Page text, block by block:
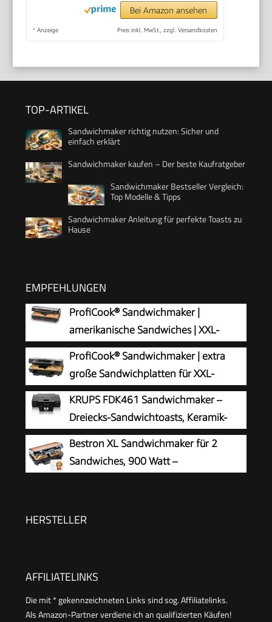
Bei Amazon ansehen
* Anzeige Preis inkl. MwSt., zzgl. Versandkosten
TOP-ARTIKEL
Sandwichmaker richtig nutzen: Sicher und
einfach erklärt
Sandwichmaker kaufen – Der beste Kaufratgeber
Sandwichmaker Bestseller Vergleich:
Top Modelle & Tipps
Sandwichmaker Anleitung für perfekte Toasts zu
Hause
EMPFEHLUNGEN
ProfiCook® Sandwichmaker |
amerikanische Sandwiches | XXL-
Toastscheiben | elektrischer Sandwichtoaster |
extra große Sandwich-Platten
(antihaftbeschichtet) | Sandwich-Maker mit
900W | PC-ST 1092
ProfiCook® Sandwichmaker | extra
große Sandwichplatten für XXL-
Toastscheiben | Antihaftbeschichtung |
kein Anbrennen | Toaster Sandwichtoaster |
Sandwich Maker | 900W | PC ST 1315
KRUPS FDK461 Sandwichmaker –
Dreiecks-Sandwichtoasts, Keramik-
Antihaftplatten, 850W, extra tiefe Form für
leckere Gourmet-Sandwiches, schnelles Erhitzen,
platzsparend, Standard, schwarz
Bestron XL Sandwichmaker für 2
Sandwiches, 900 Watt –
und Bereitschaftsanzeige, schnelle Zubereitung,
HERSTELLER
AFFILIATELINKS
Die mit * gekennzeichneten Links sind sog. Affiliatelinks.
Als Amazon-Partner verdiene ich an qualifizierten Käufen!